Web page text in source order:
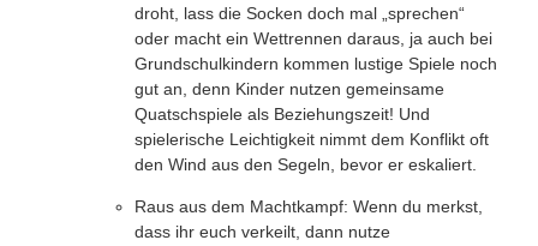
droht, lass die Socken doch mal „sprechen“
oder macht ein Wettrennen daraus, ja auch bei
Grundschulkindern kommen lustige Spiele noch
gut an, denn Kinder nutzen gemeinsame
Quatschspiele als Beziehungszeit! Und
spielerische Leichtigkeit nimmt dem Konflikt oft
den Wind aus den Segeln, bevor er eskaliert.
Raus aus dem Machtkampf: Wenn du merkst,
dass ihr euch verkeilt, dann nutze